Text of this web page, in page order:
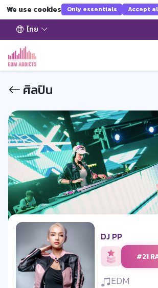
We use cookies Only essentials Accept
ไทย
ศิลปิน
DJ PP
#21
EDM